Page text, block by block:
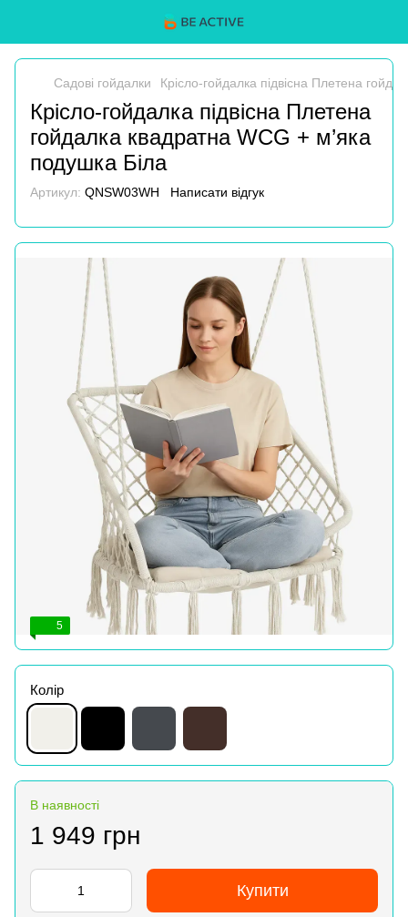
Садові гойдалки Крісло-гойдалка підвісна Плетена
Крісло-гойдалка підвісна Плетена
гойдалка квадратна WCG + м’яка
подушка Біла
Артикул: QNSW03WH Написати відгук
5
Колір
В наявності
1 949 грн
Купити